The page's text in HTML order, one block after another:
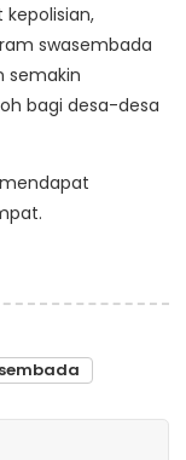
swasembada
semakin
bagi desa-desa